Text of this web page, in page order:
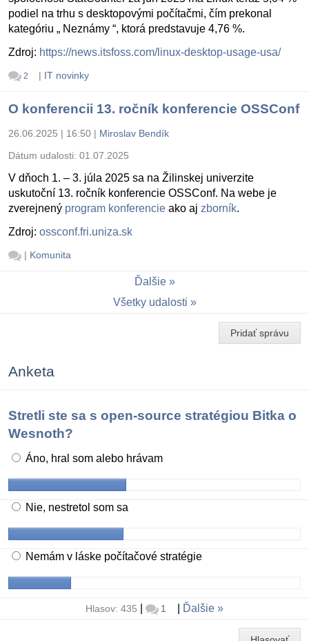
podiel na trhu s desktopovými počítačmi, čím prekonal
kategóriu „ Neznámy “, ktorá predstavuje 4,76 %.
Zdroj: https://news.itsfoss.com/linux-desktop-usage-usa/
2 | IT novinky
O konferencii 13. ročník konferencie OSSConf
26.06.2025 | 16:50 | Miroslav Bendík
Dátum udalosti: 01.07.2025
V dňoch 1. – 3. júla 2025 sa na Žilinskej univerzite
uskutoční 13. ročník konferencie OSSConf. Na webe je
zverejnený program konferencie ako aj zborník.
Zdroj: ossconf.fri.uniza.sk
| Komunita
Ďalšie
Všetky udalosti
Pridať správu
Anketa
Stretli ste sa s open-source stratégiou Bitka o
Wesnoth?
Áno, hral som alebo hrávam
Nie, nestretol som sa
Nemám v láske počítačové stratégie
Hlasov: 435 1 Ďalšie